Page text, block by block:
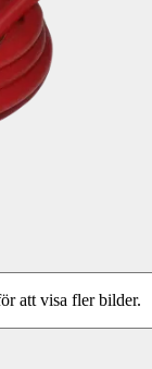
att visa fler bilder.